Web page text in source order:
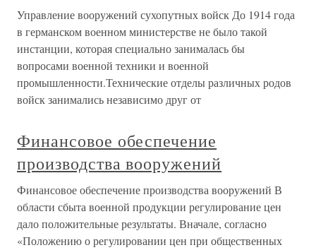
Управление вооружений сухопутных войск До 1914 года
в германском военном министерстве не было такой
инстанции, которая специально занималась бы
вопросами военной техники и военной
промышленности.Технические отделы различных родов
войск занимались независимо друг от
Финансовое обеспечение
производства вооружений
Финансовое обеспечение производства вооружений В
области сбыта военной продукции регулирование цен
дало положительные результаты. Вначале, согласно
«Положению о регулировании цен при общественных